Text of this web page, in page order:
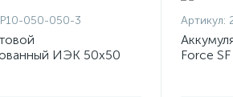
050-050-3
ИЭК 50х50
Артикул:
Force